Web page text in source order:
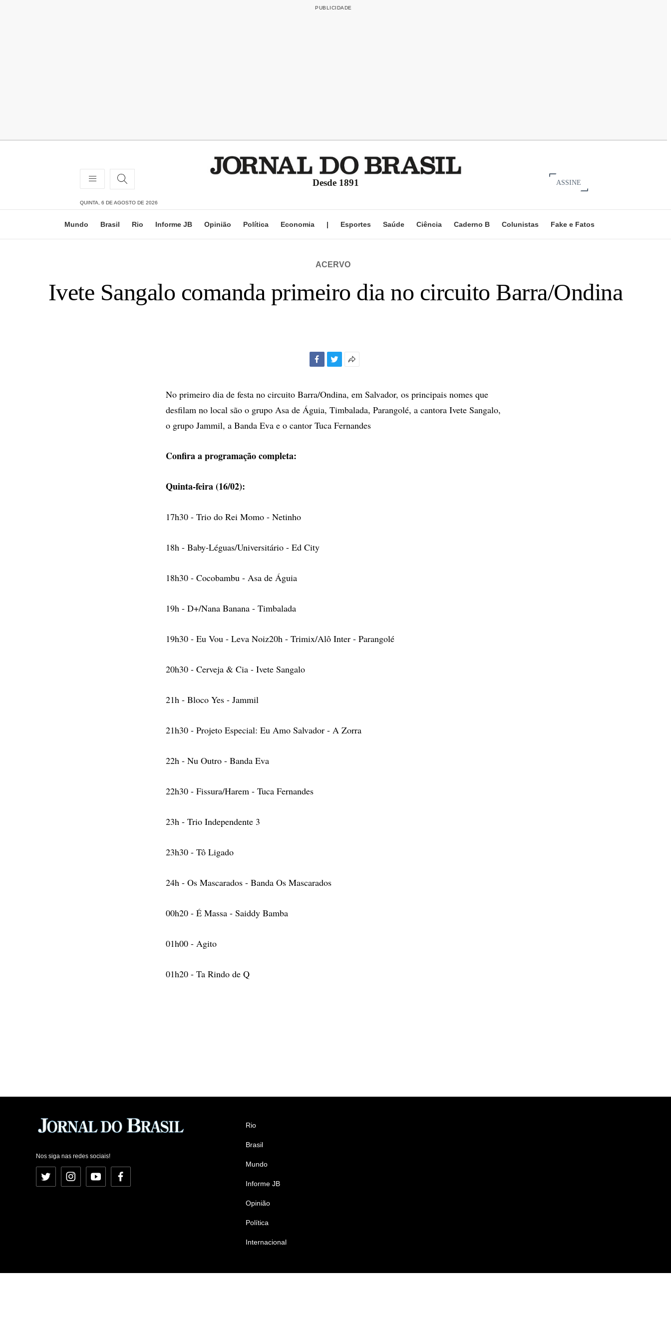
Desde 1891 ASSINE
QUINTA, 6 DE AGOSTO DE 2026
Mundo Brasil Rio Informe JB Opinião Política Economia | Esportes Saúde Ciência Caderno B Colunistas Fake e Fatos
ACERVO
Ivete Sangalo comanda primeiro dia no circuito Barra/Ondina
compartilhamento
No primeiro dia de festa no circuito Barra/Ondina, em Salvador, os principais nomes que
desfilam no local são o grupo Asa de Águia, Timbalada, Parangolé, a cantora Ivete Sangalo,
o grupo Jammil, a Banda Eva e o cantor Tuca Fernandes
Confira a programação completa:
Quinta-feira (16/02):
17h30 - Trio do Rei Momo - Netinho
18h - Baby-Léguas/Universitário - Ed City
18h30 - Cocobambu - Asa de Águia
19h - D+/Nana Banana - Timbalada
19h30 - Eu Vou - Leva Noiz20h - Trimix/Alô Inter - Parangolé
20h30 - Cerveja & Cia - Ivete Sangalo
21h - Bloco Yes - Jammil
21h30 - Projeto Especial: Eu Amo Salvador - A Zorra
22h - Nu Outro - Banda Eva
22h30 - Fissura/Harem - Tuca Fernandes
23h - Trio Independente 3
23h30 - Tô Ligado
24h - Os Mascarados - Banda Os Mascarados
00h20 - É Massa - Saiddy Bamba
01h00 - Agito
01h20 - Ta Rindo de Q
Nos siga nas redes sociais!
Twitter InstagramYouTubeFacebook
Rio
Brasil
Mundo
Informe JB
Opinião
Política
Internacional